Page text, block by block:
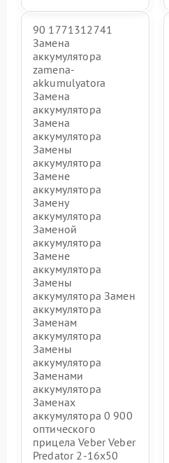
90 1771312741
Замена
аккумулятора
zamena-
akkumulyatora
Замена
аккумулятора
Замена
аккумулятора
Замены
аккумулятора
Замене
аккумулятора
Замену
аккумулятора
Заменой
аккумулятора
Замене
аккумулятора
Замены
аккумулятора Замен
аккумулятора
Заменам
аккумулятора
Замены
аккумулятора
Заменами
аккумулятора
Заменах
аккумулятора 0 900
оптического
прицела Veber Veber
Predator 2-16x50